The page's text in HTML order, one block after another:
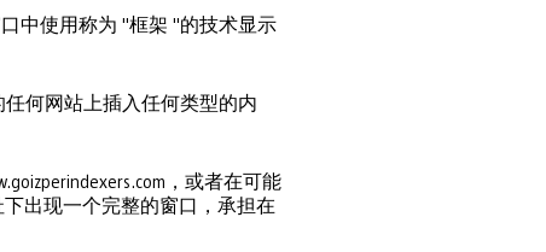
口中使用称为 "框架 "的技术显示
任何网站上插入任何类型的内
，或者在可能
出现一个完整的窗口，承担在